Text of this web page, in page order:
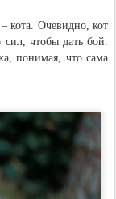
кота. Очевидно, кот
чтобы дать бой.
понимая, что сама